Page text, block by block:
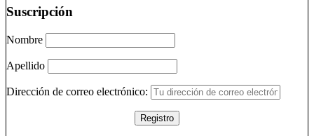
Suscripción
Nombre
Apellido
Dirección de correo electrónico: